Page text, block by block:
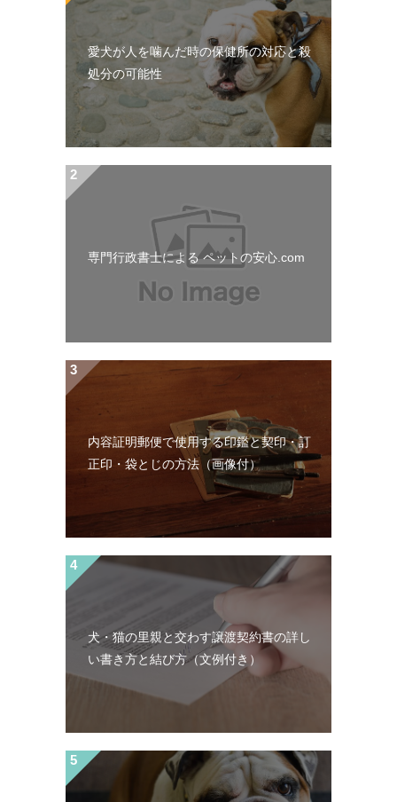
愛犬が人を噛んだ時の保健所の対応と殺
処分の可能性
専門行政書士による ペットの安心.com
内容証明郵便で使用する印鑑と契印・訂
正印・袋とじの方法（画像付）
犬・猫の里親と交わす譲渡契約書の詳し
い書き方と結び方（文例付き）